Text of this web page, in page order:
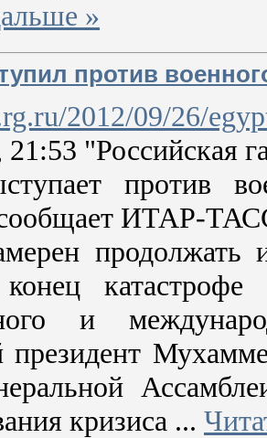
»
против
2012/09/26/
21:53 "Российская
против
ИТАР-
продолжать
и
президент
кризиса ...